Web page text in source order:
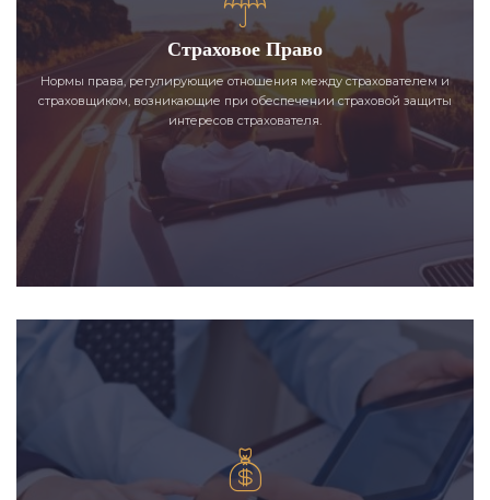
Страховое Право
Нормы права, регулирующие отношения между страхователем и
страховщиком, возникающие при обеспечении страховой защиты
интересов страхователя.